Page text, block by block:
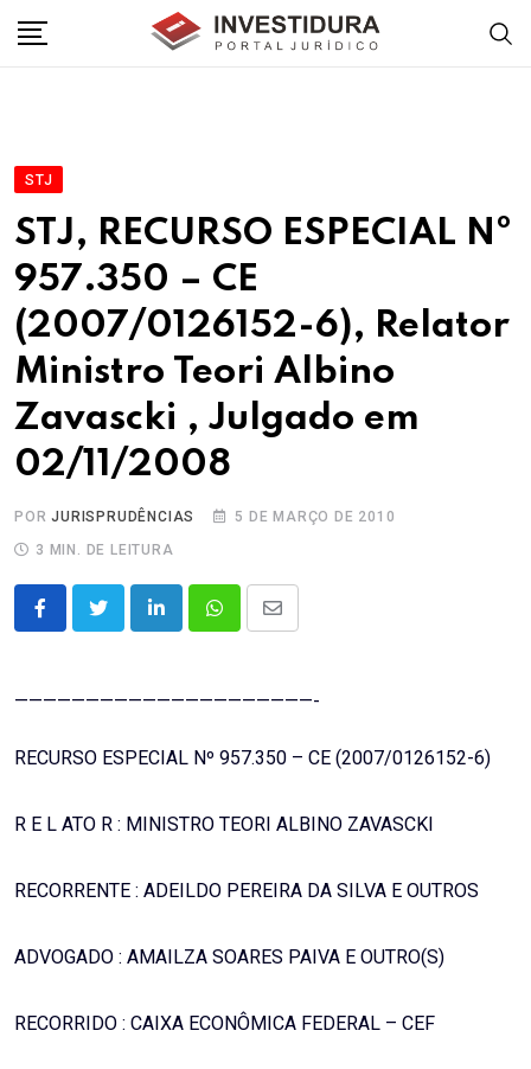
STJ
STJ, RECURSO ESPECIAL Nº
957.350 – CE
(2007/0126152-6), Relator
Ministro Teori Albino
Zavascki , Julgado em
02/11/2008
PORJURISPRUDÊNCIAS
5 DE MARÇO DE 2010
3 MIN. DE LEITURA
LinkedInWhatsappShare
—————————————————————-
RECURSO ESPECIAL Nº 957.350 – CE (2007/0126152-6)
R E L ATO R : MINISTRO TEORI ALBINO ZAVASCKI
RECORRENTE : ADEILDO PEREIRA DA SILVA E OUTROS
ADVOGADO : AMAILZA SOARES PAIVA E OUTRO(S)
RECORRIDO : CAIXA ECONÔMICA FEDERAL – CEF